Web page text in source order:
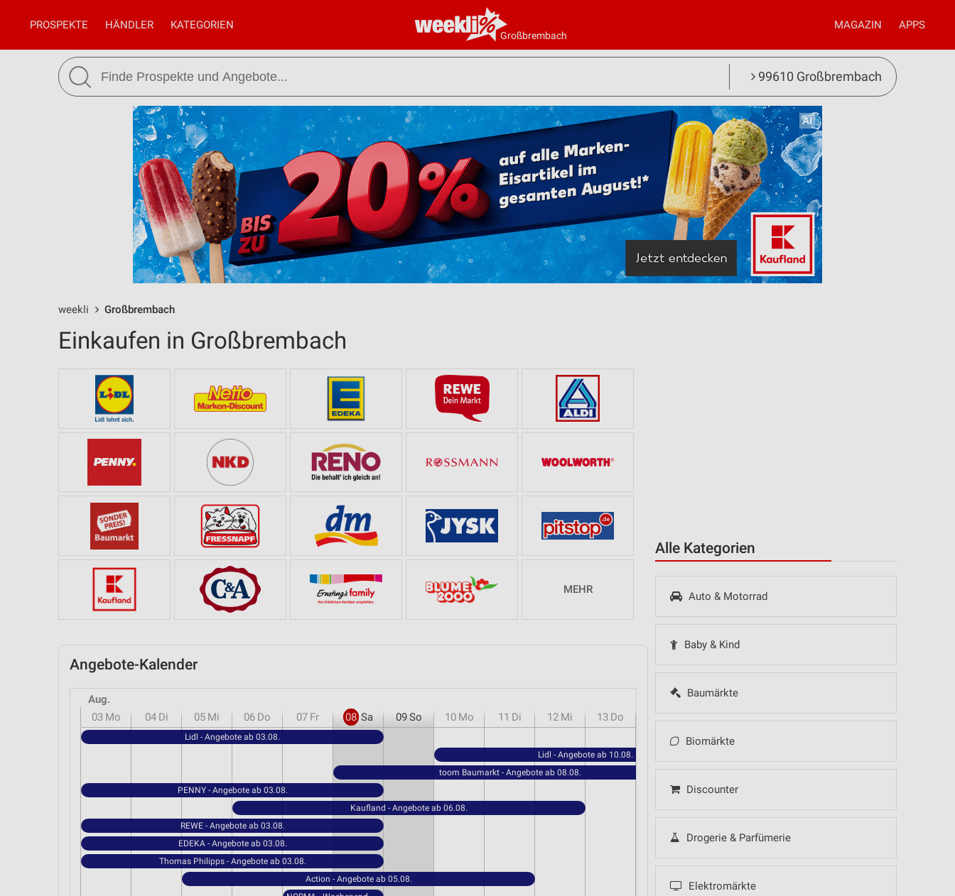
Großbrembach
PROSPEKTE HÄNDLER KATEGORIEN MAGAZIN APPS
99610 Großbrembach
weekli Großbrembach
Alle Kategorien
Auto & Motorrad
Baby & Kind
Baumärkte
Biomärkte
Discounter
Drogerie & Parfümerie
Elektromärkte
Einkaufen in Großbrembach
MEHR
Angebote-Kalender
Aug.
03 Mo 04 Di 05 Mi 06 Do 07 Fr 08 Sa 09So 10 Mo 11 Di 12 Mi 13 Do
Lidl - Angebote ab 03.08.
Lidl - Angebote ab 10.08.
toom Baumarkt - Angebote ab 08.08.
PENNY - Angebote ab 03.08.
Kaufland - Angebote ab 06.08.
REWE - Angebote ab 03.08.
EDEKA - Angebote ab 03.08.
Thomas Philipps - Angebote ab 03.08.
Action - Angebote ab 05.08.